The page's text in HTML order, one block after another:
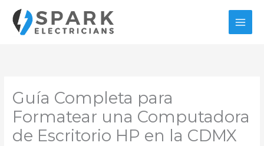
contenido
Guía Completa para
Formatear una Computadora
de Escritorio HP en la CDMX